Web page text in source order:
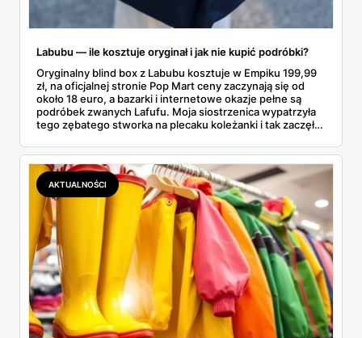
Labubu — ile kosztuje oryginał i jak nie kupić podróbki?
Oryginalny blind box z Labubu kosztuje w Empiku 199,99
zł, na oficjalnej stronie Pop Mart ceny zaczynają się od
około 18 euro, a bazarki i internetowe okazje pełne są
podróbek zwanych Lafufu. Moja siostrzenica wypatrzyła
tego zębatego stworka na plecaku koleżanki i tak zaczęło
kosztuje i po czym poznać, że sprzedawca nie wciska nam
podróbki. Spisałam wszystko, czego się dowiedziałam —
łącznie z jedną wpadką, o której za chwilę.
AKTUALNOŚCI